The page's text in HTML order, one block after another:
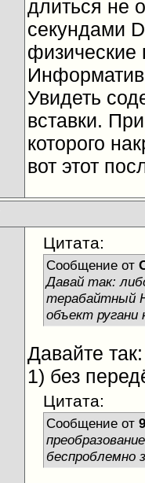
длиться не
секундами
Увидеть
вставки.
которого
вот этот
Цитата:
Сообщение от
Давай так:
терабайтный
объект
Давайте так:
1) без
Цитата:
Сообщение от
беспроблемно